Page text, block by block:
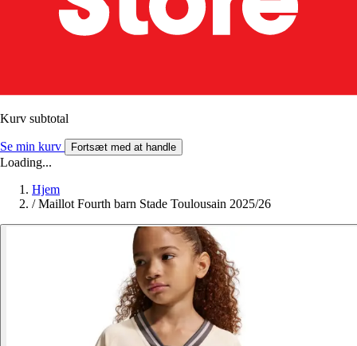
Kurv subtotal
Se min kurv Fortsæt med at handle
Loading...
Hjem
/ Maillot Fourth barn Stade Toulousain 2025/26